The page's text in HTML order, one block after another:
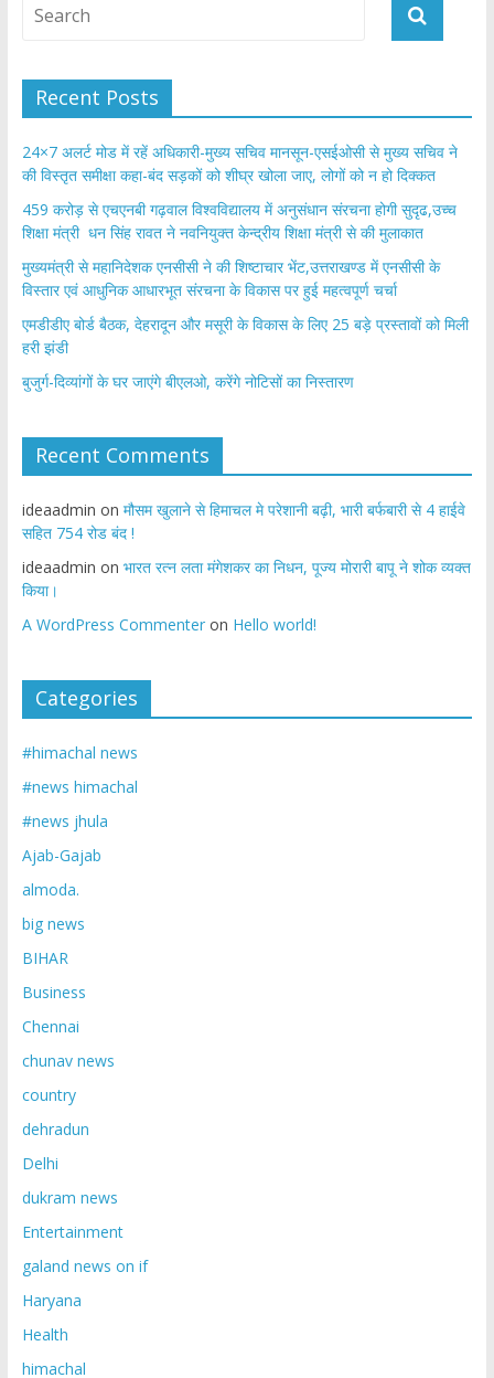
Recent Posts
24×7 अलर्ट मोड में रहें अधिकारी-मुख्य सचिव मानसून-एसईओसी से मुख्य सचिव ने
की विस्तृत समीक्षा कहा-बंद सड़कों को शीघ्र खोला जाए, लोगों को न हो दिक्कत
459 करोड़ से एचएनबी गढ़वाल विश्वविद्यालय में अनुसंधान संरचना होगी सुदृढ,उच्च
शिक्षा मंत्री धन सिंह रावत ने नवनियुक्त केन्द्रीय शिक्षा मंत्री से की मुलाकात
मुख्यमंत्री से महानिदेशक एनसीसी ने की शिष्टाचार भेंट,उत्तराखण्ड में एनसीसी के
विस्तार एवं आधुनिक आधारभूत संरचना के विकास पर हुई महत्वपूर्ण चर्चा
एमडीडीए बोर्ड बैठक, देहरादून और मसूरी के विकास के लिए 25 बड़े प्रस्तावों को मिली
हरी झंडी
बुजुर्ग-दिव्यांगों के घर जाएंगे बीएलओ, करेंगे नोटिसों का निस्तारण
Recent Comments
ideaadmin on मौसम खुलाने से हिमाचल मे परेशानी बढ़ी, भारी बर्फबारी से 4 हाईवे
सहित 754 रोड बंद !
ideaadmin on भारत रत्न लता मंगेशकर का निधन, पूज्य मोरारी बापू ने शोक व्यक्त
किया।
A WordPress Commenteron Hello world!
Categories
#himachal news
#news himachal
#news jhula
Ajab-Gajab
almoda.
big news
BIHAR
Business
Chennai
chunav news
country
dehradun
Delhi
dukram news
Entertainment
galand news on if
Haryana
Health
himachal